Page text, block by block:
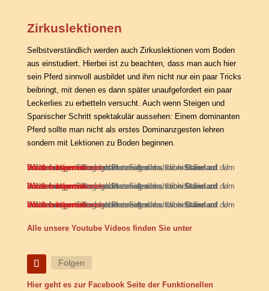
Zirkuslektionen
Selbstverständlich werden auch Zirkuslektionen vom Boden
aus einstudiert. Hierbei ist zu beachten, dass man auch hier
sein Pferd sinnvoll ausbildet und ihm nicht nur ein paar Tricks
beibringt, mit denen es dann später unaufgefordert ein paar
Leckerlies zu erbetteln versucht. Auch wenn Steigen und
Spanischer Schritt spektakulär aussehen: Einem dominanten
Pferd sollte man nicht als erstes Dominanzgesten lehren
sondern mit Lektionen zu Boden beginnen.
Sie sehen gerade einen Platzhalterinhalt vonStandard
. Um auf den eigentlichen Inhalt zuzugreifen, klicken Sie auf den Button unten. Bitte beachten Sie, dass dabei Daten an Drittanbieter weitergegeben werden.
Inhalt entsperren
Weitere Informationen
Sie sehen gerade einen Platzhalterinhalt vonStandard
. Um auf den eigentlichen Inhalt zuzugreifen, klicken Sie auf den Button unten. Bitte beachten Sie, dass dabei Daten an Drittanbieter weitergegeben werden.
Inhalt entsperren
Weitere Informationen
Sie sehen gerade einen Platzhalterinhalt vonStandard
. Um auf den eigentlichen Inhalt zuzugreifen, klicken Sie auf den Button unten. Bitte beachten Sie, dass dabei Daten an Drittanbieter weitergegeben werden.
Inhalt entsperren
Weitere Informationen
Alle unsere Youtube Videos finden Sie unter
Folgen
Hier geht es zur Facebook Seite der Funktionellen